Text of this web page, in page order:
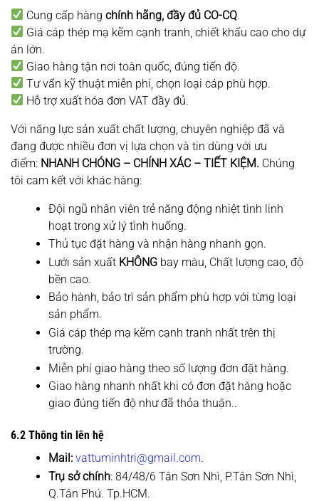
Cung cấp hàngchính hãng, đầy đủ CO-CQ.
Giá cáp thép mạ kẽm cạnh tranh, chiết khấu cao cho dự
án lớn.
Giao hàng tận nơi toàn quốc, đúng tiến độ.
Tư vấn kỹ thuật miễn phí, chọn loại cáp phù hợp.
Hỗ trợ xuất hóa đơn VAT đầy đủ.
Với năng lực sản xuất chất lượng, chuyên nghiệp đã và
đang được nhiều đơn vị lựa chọn và tin dùng với ưu
điểm: NHANH CHÓNG – CHÍNH XÁC – TIẾT KIỆM. Chúng
tôi cam kết với khác hàng:
Đội ngũ nhân viên trẻ năng động nhiệt tình linh
hoạt trong xử lý tình huống.
Thủ tục đặt hàng và nhận hàng nhanh gọn.
Lưới sản xuất KHÔNGbay màu, Chất lượng cao, độ
bền cao.
Bảo hành, bảo trì sản phẩm phù hợp với từng loại
sản phẩm.
Giá cáp thép mạ kẽm cạnh tranh nhất trên thị
trường.
Miễn phí giao hàng theo số lượng đơn đặt hàng.
Giao hàng nhanh nhất khi có đơn đặt hàng hoặc
giao đúng tiến độ như đã thỏa thuận..
6.2 Thông tin lên hệ
Mail: vattuminhtri@gmail.com.
Trụ sở chính: 84/48/6 Tân Sơn Nhì, P.Tân Sơn Nhì,
Q.Tân Phú. Tp.HCM.